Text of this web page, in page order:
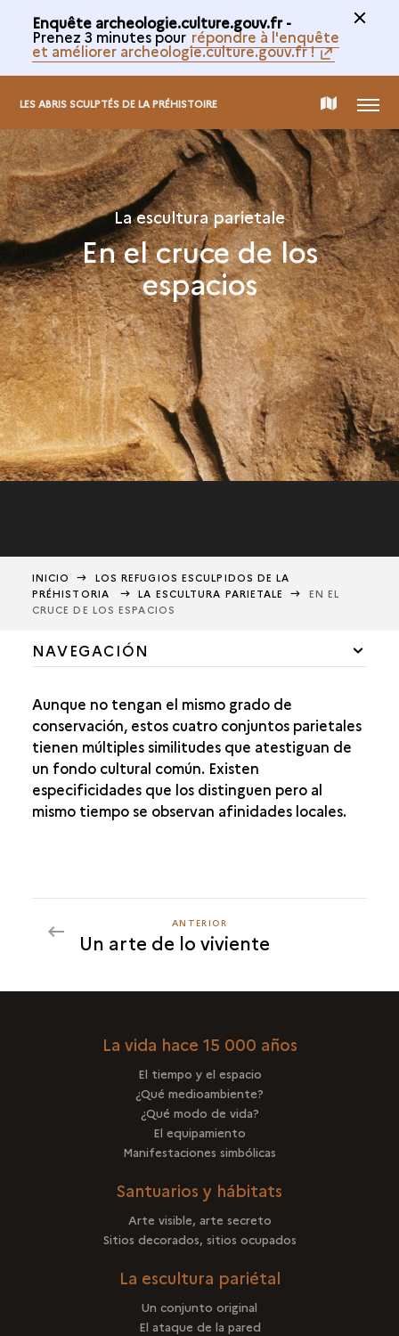
Enquête archeologie.culture.gouv.fr -
Prenez 3 minutes pour répondre à l'enquête
et améliorer archeologie.culture.gouv.fr !
LES ABRIS SCULPTÉS DE LA PRÉHISTOIRE MAPA
INTERACTIVO
MENÚ
La escultura parietale
En el cruce de los
espacios
INICIO
LOS REFUGIOS ESCULPIDOS DE LA
PRÉHISTORIA
LA ESCULTURA PARIETALE
EN EL
CRUCE DE LOS ESPACIOS
NAVEGACIÓN
EL ATAQUE DE LA PARED
EL HOMBRE Y EL ANIMAL
UN ARTE DE LO VIVIENTE
EN EL CRUCE DE LOS ESPACIOS
¿ARTISTAS ITINERANTES?
Aunque no tengan el mismo grado de
conservación, estos cuatro conjuntos parietales
tienen múltiples similitudes que atestiguan de
un fondo cultural común. Existen
especificidades que los distinguen pero al
mismo tiempo se observan afinidades locales.
ANTERIOR
ANTERIOR
Un arte de lo viviente
La vida hace 15 000 años
El tiempo y el espacio
¿Qué medioambiente?
¿Qué modo de vida?
El equipamiento
Manifestaciones simbólicas
Santuarios y hábitats
Arte visible, arte secreto
Sitios decorados, sitios ocupados
La escultura pariétal
Un conjunto original
El ataque de la pared